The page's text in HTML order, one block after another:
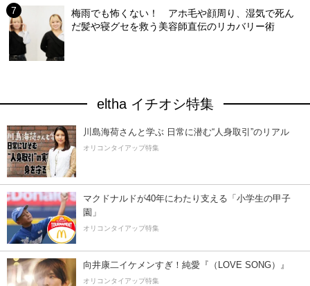
梅雨でも怖くない！ アホ毛や顔周り、湿気で死ん
だ髪や寝グセを救う美容師直伝のリカバリー術
eltha イチオシ特集
川島海荷さんと学ぶ 日常に潜む“人身取引”のリアル
オリコンタイアップ特集
マクドナルドが40年にわたり支える「小学生の甲子
園」
オリコンタイアップ特集
向井康二イケメンすぎ！純愛『（LOVE SONG）』
オリコンタイアップ特集